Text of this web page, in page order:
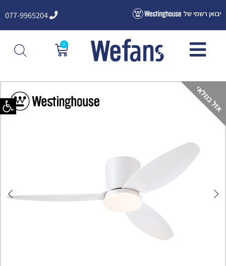
פתח
לתוכן
יבואן רשמי של 077-9965204
0
עגלת